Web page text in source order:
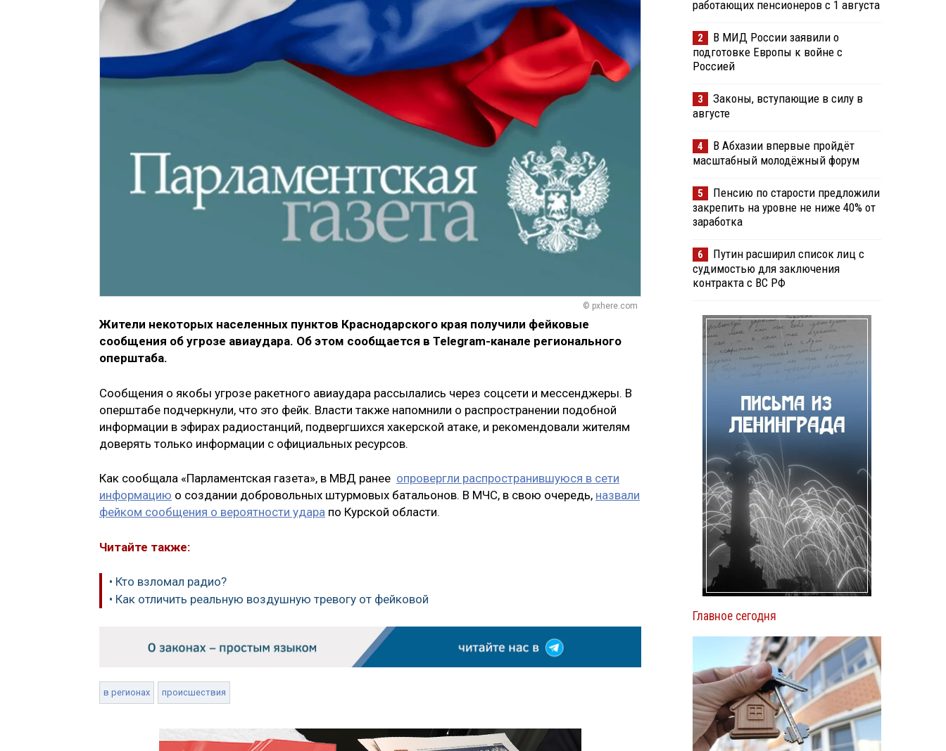
© pxhere.com
Жители некоторых населенных пунктов Краснодарского края получили фейковые
сообщения об угрозе авиаудара. Об этом сообщается в Telegram-канале регионального
оперштаба.
Сообщения о якобы угрозе ракетного авиаудара рассылались через соцсети и мессенджеры. В
оперштабе подчеркнули, что это фейк. Власти также напомнили о распространении подобной
информации в эфирах радиостанций, подвергшихся хакерской атаке, и рекомендовали жителям
доверять только информации с официальных ресурсов.
Как сообщала «Парламентская газета», в МВД ранее опровергли распространившуюся в сети
информацию о создании добровольных штурмовых батальонов. В МЧС, в свою очередь, назвали
фейком сообщения о вероятности удара по Курской области.
Читайте также:
• Кто взломал радио?
• Как отличить реальную воздушную тревогу от фейковой
в регионах происшествия
работающих пенсионеров с 1 августа
2
В МИД России заявили о
подготовке Европы к войне с
Россией
3
Законы, вступающие в силу в
августе
4
В Абхазии впервые пройдёт
масштабный молодёжный форум
5
Пенсию по старости предложили
закрепить на уровне не ниже 40% от
заработка
6
Путин расширил список лиц с
судимостью для заключения
контракта с ВС РФ
Главное сегодня